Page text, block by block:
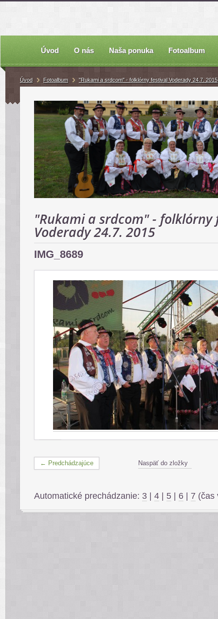
Úvod O nás Naša ponuka Fotoalbum
Úvod Fotoalbum "Rukami a srdcom" - folklórny festival Voderady 24.7. 2015
"Rukami a srdcom" - folklórny
Voderady 24.7. 2015
IMG_8689
← Predchádzajúce Naspäť do zložky
Automatické prechádzanie: 3 4 5 6 7 (čas